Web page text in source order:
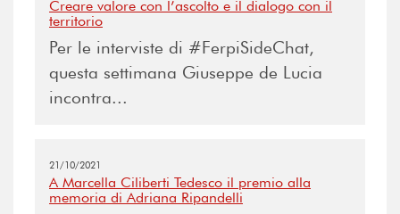
Creare valore con l’ascolto e il dialogo con il
territorio
Per le interviste di #FerpiSideChat,
questa settimana Giuseppe de Lucia
incontra...
21/10/2021
A Marcella Ciliberti Tedesco il premio alla
memoria di Adriana Ripandelli